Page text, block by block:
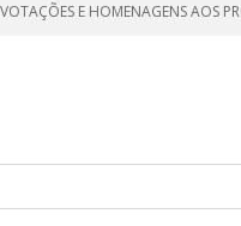
E HOMENAGENS AOS